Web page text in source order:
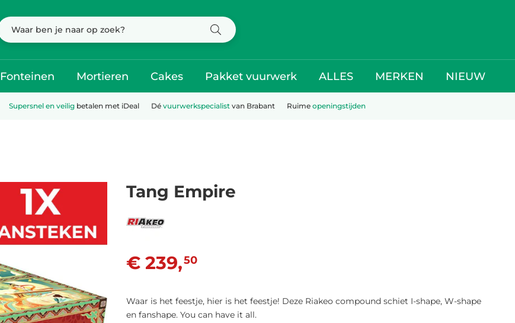
Fonteinen Mortieren Cakes Pakket vuurwerk ALLES MERKEN NIEUW
Supersnel en veiligbetalen met iDeal Dé vuurwerkspecialistvan Brabant Ruime openingstijden
Tang Empire
€ 239,50
Waar is het feestje, hier is het feestje! Deze Riakeo compound schiet I-shape, W-shape
en fanshape. You can have it all.